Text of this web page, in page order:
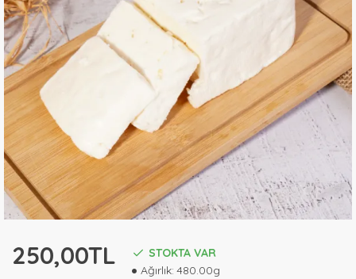
250,00TL
STOKTA VAR
Ağırlık: 480.00g